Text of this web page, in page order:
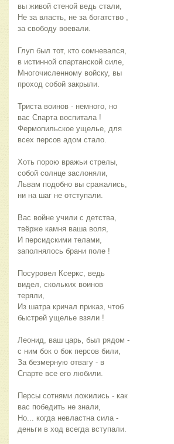
вы живой стеной ведь стали,
Не за власть, не за богатство ,
за свободу воевали.
Глуп был тот, кто сомневался,
в истинной спартанской силе,
Многочисленному войску, вы
проход собой закрыли.
Триста воинов - немного, но
вас Спарта воспитала !
Фермопильское ущелье, для
всех персов адом стало.
Хоть порою вражьи стрелы,
собой солнце заслоняли,
Львам подобно вы сражались,
ни на шаг не отступали.
Вас войне учили с детства,
твёрже камня ваша воля,
И персидскими телами,
заполнялось брани поле !
Посуровел Ксеркс, ведь
видел, скольких воинов
теряли,
Из шатра кричал приказ, чтоб
быстрей ущелье взяли !
Леонид, ваш царь, был рядом -
с ним бок о бок персов били,
За безмерную отвагу - в
Спарте все его любили.
Персы сотнями ложились - как
вас победить не знали,
Но... когда невластна сила -
деньги в ход всегда вступали.